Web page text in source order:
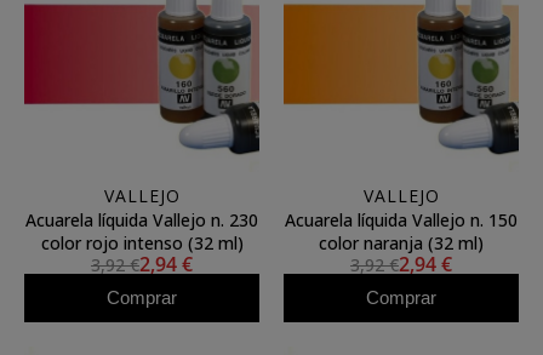
VALLEJO
Acuarela líquida Vallejo n. 230
color rojo intenso (32 ml)
3,92 €2,94 €
Comprar
VALLEJO
Acuarela líquida Vallejo n. 150
color naranja (32 ml)
3,92 €2,94 €
Comprar